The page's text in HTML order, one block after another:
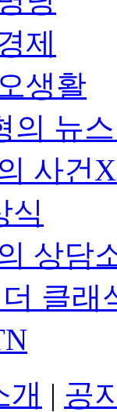
제
생활
의 뉴
사건
식
상담
클래
개 | 공